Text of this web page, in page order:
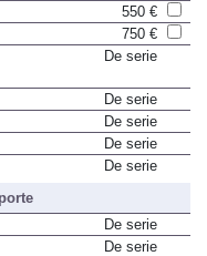
550 €
750 €
De serie
De serie
De serie
De serie
De serie
De serie
De serie